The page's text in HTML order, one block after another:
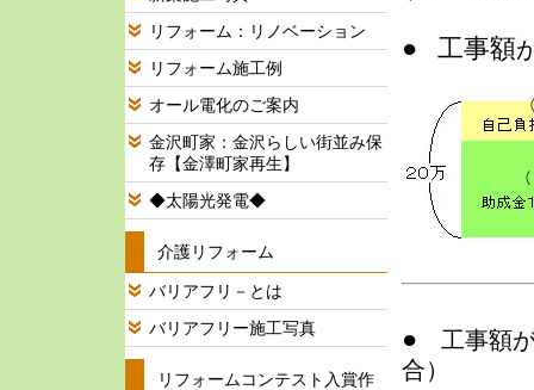
リフォーム：リノベーション
リフォーム施工例
オール電化のご案内
金沢町家：金沢らしい街並み保
存【金澤町家再生】
◆太陽光発電◆
介護リフォーム
バリアフリ－とは
バリアフリー施工写真
リフォームコンテスト入賞作
● 工事額
● 工事額
合）